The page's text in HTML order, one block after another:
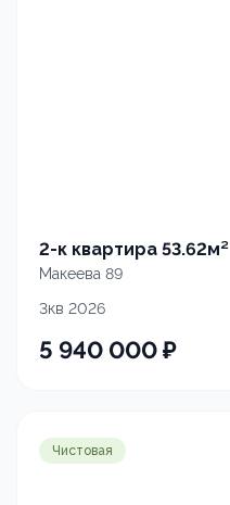
2-к квартира 53.62м²
Макеева 89
3кв 2026
5 940 000₽
Чистовая